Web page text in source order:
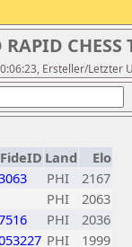
Ersteller/Letzter
FideID Land
Elo
PHI
2167
PHI
2063
PHI
2036
PHI
1999